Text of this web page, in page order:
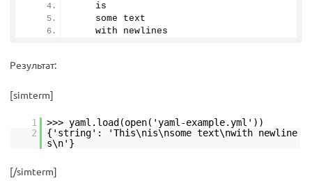
    is
    some text
    with newlines
Результат:
[simterm]
1
>>> yaml.load(open('yaml-example.yml'))
2
{'string': 'This\nis\nsome text\nwith newline
s\n'}
[/simterm]